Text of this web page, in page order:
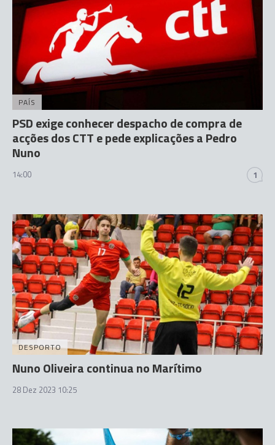
PAÍS
PSD exige conhecer despacho de compra de
acções dos CTT e pede explicações a Pedro
Nuno
14:00 1
DESPORTO
Nuno Oliveira continua no Marítimo
28 Dez 2023 10:25